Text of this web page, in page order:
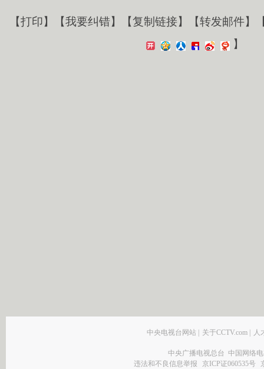
【打印】【我要纠错】【复制链接】【转发邮件】
】
中央电视台网站 | 关于CCTV.com | 人
中央广播电视总台 中国网络
违法和不良信息举报
京ICP证060535号